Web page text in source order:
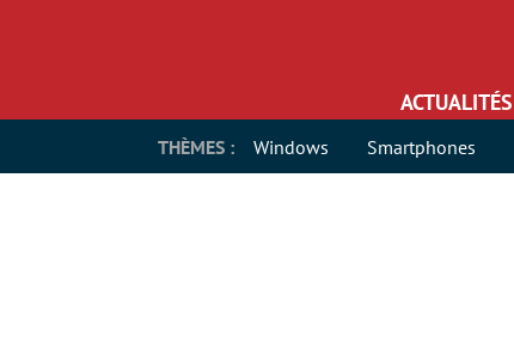
ACTUALITÉS
THÈMES : Windows Smartphones